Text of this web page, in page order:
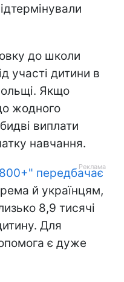
до школи
участі дитини в
Якщо
жодного
виплати
навчання.
передбачає
й українцям,
8,9 тисячі
Для
є дуже